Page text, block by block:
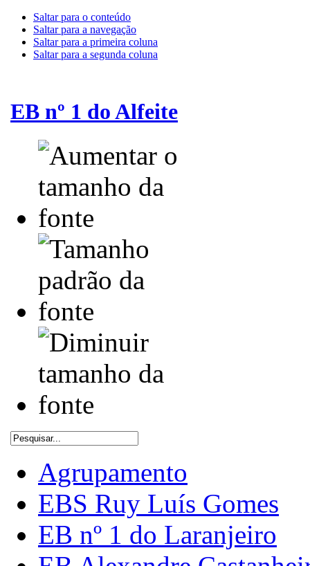
Saltar para o conteúdo
Saltar para a navegação
Saltar para a primeira coluna
Saltar para a segunda coluna
EB nº 1 do Alfeite
Agrupamento
EBS Ruy Luís Gomes
EB nº 1 do Laranjeiro